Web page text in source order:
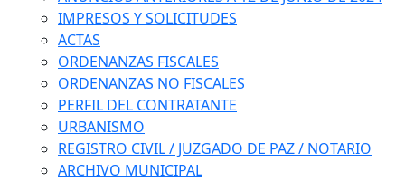
IMPRESOS Y SOLICITUDES
ACTAS
ORDENANZAS FISCALES
ORDENANZAS NO FISCALES
PERFIL DEL CONTRATANTE
URBANISMO
REGISTRO CIVIL / JUZGADO DE PAZ / NOTARIO
ARCHIVO MUNICIPAL